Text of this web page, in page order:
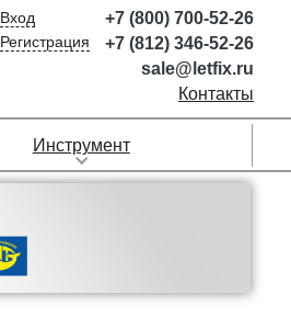
Вход
Регистрация
+7 (800) 700-52-26
+7 (812) 346-52-26
sale@letfix.ru
Контакты
Инструмент